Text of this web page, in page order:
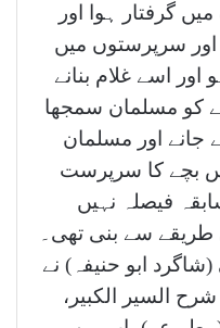
گرفتار ہوا اور
اور سرپرستوں میں
اسے غلام بنانے
کو مسلمان سمجھا
جانے اور مسلمان
اس بچے کا سرپرست
فیصلہ نہیں
طریقے سے بنی تھی۔
ابو حنیفہ) نے
السیر الکبیر،